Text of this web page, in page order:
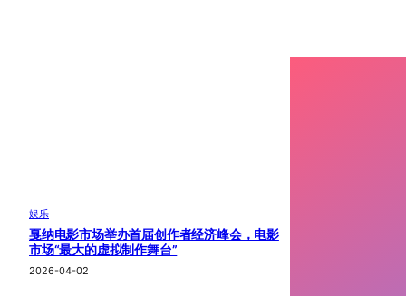
娱乐
戛纳电影市场举办首届创作者经济峰会，电影
市场“最大的虚拟制作舞台”
2026-04-02